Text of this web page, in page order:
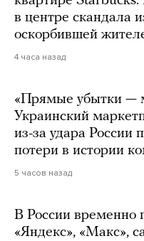
в центре скандала
оскорбившей
4 часа назад
«Прямые убытки —
Украинский
из-за удара России
потери в истории
5 часов назад
В России временно
«Яндекс», «Макс»,